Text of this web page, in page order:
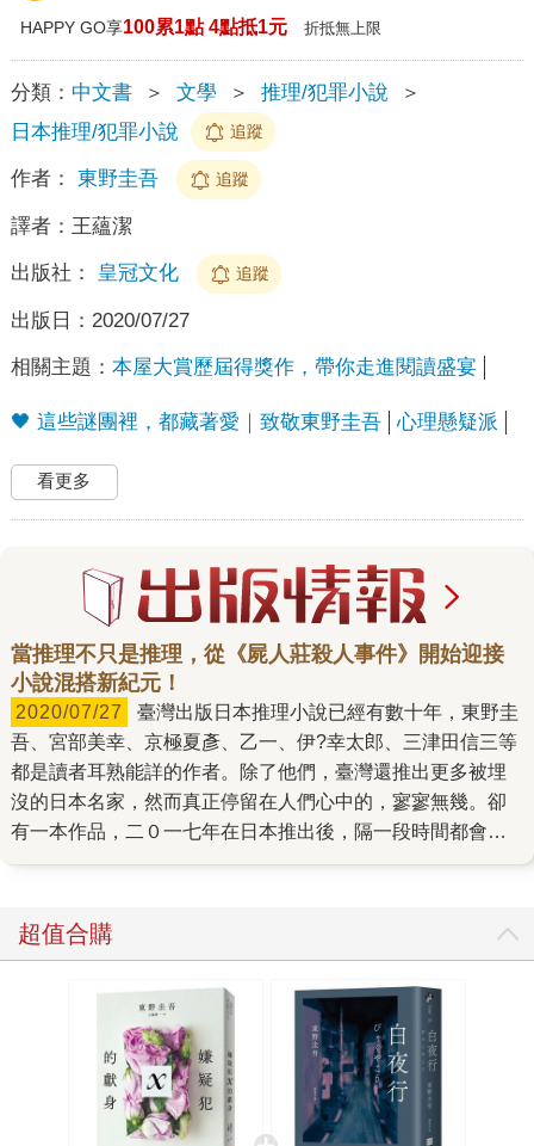
HAPPY GO享100累1點 4點抵1元 折抵無上限
分類： 中文書 ＞ 文學 ＞ 推理/犯罪小說
＞
日本推理/犯罪小說
追蹤
作者： 東野圭吾 追蹤
譯者： 王蘊潔
出版社： 皇冠文化 追蹤
出版日： 2020/07/27
相關主題： 本屋大賞歷屆得獎作，帶你走進閱讀盛宴
🖤 這些謎團裡，都藏著愛｜致敬東野圭吾 心理懸疑派
看更多
當推理不只是推理，從《屍人莊殺人事件》開始迎接
小說混搭新紀元！
2020/07/27
吾、宮部美幸、京極夏彥、乙一、伊?幸太郎、三津田信三等
都是讀者耳熟能詳的作者。除了他們，臺灣還推出更多被埋
沒的日本名家，然而真正停留在人們心中的，寥寥無幾。卻
有一本作品，二０一七年在日本推出後，隔一段時間都會在
的今村昌弘。 今村昌弘出道作《屍人莊殺人事件》結合特殊
元素和本格推理，叫好叫座：它是第二十七回?川哲也獎得獎
部作品有高度評價，今村昌弘得以首獎出道；而後，又一口
氣奪下當年度的三大推理媒體選書冠軍，上次摘下這份殊榮
的是日本推理天王東野圭吾，是以出道二十年的代表作《嫌
疑犯X的獻身》，而今村昌弘是日本推理史上頭一個以新人出
道作奪得這項成就的作家。此外，《屍人莊殺人事件》又拿
超值合購